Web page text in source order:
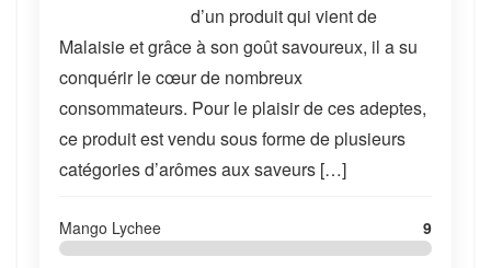
d’un produit qui vient de
Malaisie et grâce à son goût savoureux, il a su
conquérir le cœur de nombreux
consommateurs. Pour le plaisir de ces adeptes,
ce produit est vendu sous forme de plusieurs
catégories d’arômes aux saveurs […]
Mango Lychee 9